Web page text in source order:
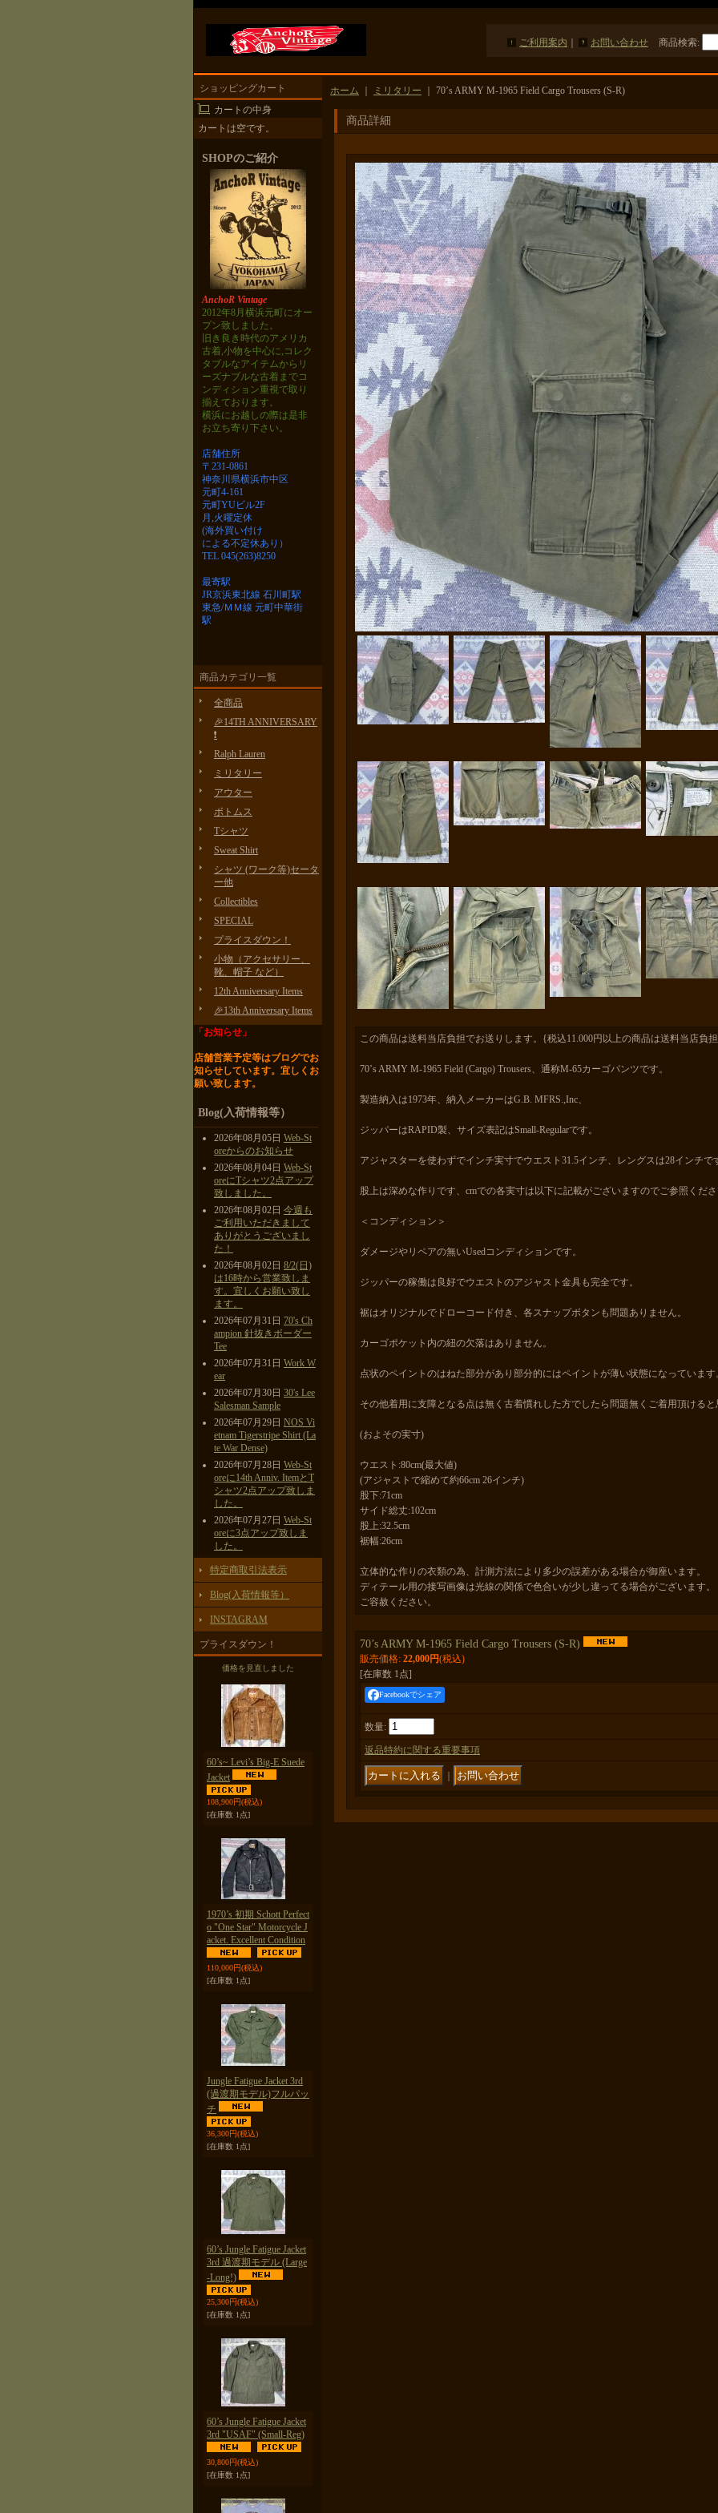
ご利用案内 お問い合わせ 商品検索:
ショッピングカート
カートの中身
カートは空です。
SHOPのご紹介
AnchoR Vintage
2012年8月横浜元町にオー
プン致しました。
旧き良き時代のアメリカ
古着,小物を中心に,コレク
タブルなアイテムから リ
ーズナブルな古着までコ
ンディション重視で取り
揃えております。
横浜にお越しの際は是非
お立ち寄り下さい。
店舗住所
〒231-0861
神奈川県横浜市中区
元町4-161
元町YUビル2F
月,火曜定休
(海外買い付け
による不定休あり）
TEL 045(263)8250
最寄駅
JR京浜東北線 石川町駅
東急/ＭＭ線 元町中華街
駅
商品カテゴリ一覧
全商品
🎉14TH ANNIVERSARY
❗️
Ralph Lauren
ミリタリー
アウター
ボトムス
Tシャツ
Sweat Shirt
シャツ (ワーク等)セータ
ー他
Collectibles
SPECIAL
プライスダウン！
小物（アクセサリー、
靴、帽子 など）
12th Anniversary Items
🎉13th Anniversary Items
「お知らせ」
店舗営業予定等はブログでお
知らせしています。 宜しくお
願い致します。
Blog(入荷情報等）
2026年08月05日 Web-St
oreからのお知らせ
2026年08月04日 Web-St
oreにTシャツ2点アップ
致しました。
2026年08月02日 今週も
ご利用いただきまして
ありがとうございまし
た！
2026年08月02日 8/2(日)
は16時から営業致しま
す。宜しくお願い致し
ます。
2026年07月31日 70's Ch
ampion 針抜きボーダー
Tee
2026年07月31日 Work W
ear
2026年07月30日 30's Lee
Salesman Sample
2026年07月29日 NOS Vi
etnam Tigerstripe Shirt (La
te War Dense)
2026年07月28日 Web-St
oreに14th Anniv. ItemとT
シャツ2点アップ致しま
した。
2026年07月27日 Web-St
oreに3点アップ致しま
した。
特定商取引法表示
Blog(入荷情報等）
INSTAGRAM
プライスダウン！
価格を見直しました
60’s~ Levi’s Big-E Suede
Jacket
108,900円(税込)
[在庫数 1点]
1970’s 初期 Schott Perfect
o "One Star" Motorcycle J
acket. Excellent Condition
110,000円(税込)
[在庫数 1点]
Jungle Fatigue Jacket 3rd
(過渡期モデル)フルパッ
チ
36,300円(税込)
[在庫数 1点]
60’s Jungle Fatigue Jacket
3rd 過渡期モデル (Large
-Long!)
25,300円(税込)
[在庫数 1点]
60’s Jungle Fatigue Jacket
3rd "USAF" (Small-Reg)
30,800円(税込)
[在庫数 1点]
ホーム ミリタリー 70’s ARMY M-1965 Field Cargo Trousers (S-R)
商品詳細
この商品は送料当店負担でお送りします。{税込11.000円以上の商品は送料当店負
70’s ARMY M-1965 Field (Cargo) Trousers、通称M-65カーゴパンツです。
製造納入は1973年、納入メーカーはG.B. MFRS.,Inc、
ジッパーはRAPID製、サイズ表記はSmall-Regularです。
アジャスターを使わずでインチ実寸でウエスト31.5インチ、レングスは28インチで
股上は深めな作りです、cmでの各実寸は以下に記載がございますのでご参照くだ
＜コンディション＞
ダメージやリペアの無いUsedコンディションです。
ジッパーの稼働は良好でウエストのアジャスト金具も完全です。
裾はオリジナルでドローコード付き、各スナップボタンも問題ありません。
カーゴポケット内の紐の欠落はありません。
点状のペイントのはねた部分があり部分的にはペイントが薄い状態になっています
その他着用に支障となる点は無く古着慣れした方でしたら問題無くご着用頂ける
(およその実寸)
ウエスト:80cm(最大値)
(アジャストで縮めて約66cm 26インチ)
股下:71cm
サイド総丈:102cm
股上:32.5cm
裾幅:26cm
立体的な作りの衣類の為、計測方法により多少の誤差がある場合が御座います。
ディテール用の接写画像は光線の関係で色合いが少し違ってる場合がございます。
ご容赦ください。
70’s ARMY M-1965 Field Cargo Trousers (S-R)
販売価格: 22,000円(税込)
[在庫数 1点]
Facebookでシェア
数量:
返品特約に関する重要事項